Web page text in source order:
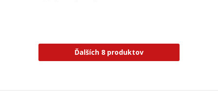
Ďalších 8 produktov